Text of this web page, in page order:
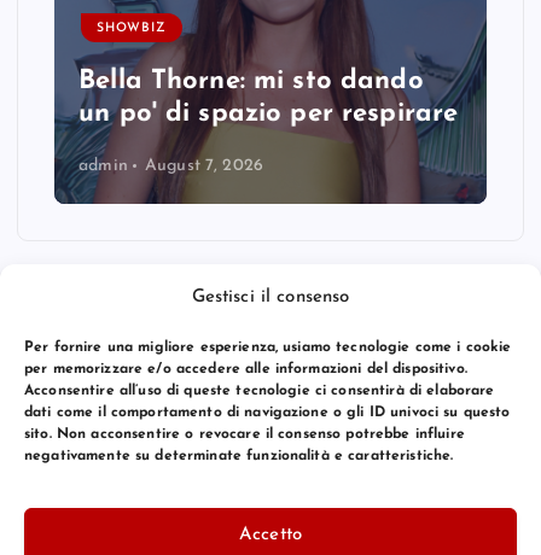
Gestisci il consenso
Per fornire una migliore esperienza, usiamo tecnologie come i cookie
per memorizzare e/o accedere alle informazioni del dispositivo.
Acconsentire all’uso di queste tecnologie ci consentirà di elaborare
dati come il comportamento di navigazione o gli ID univoci su questo
sito. Non acconsentire o revocare il consenso potrebbe influire
negativamente su determinate funzionalità e caratteristiche.
Accetto
SHOWBIZ
Bella Thorne: mi sto dando
un po' di spazio per respirare
admin August 7, 2026